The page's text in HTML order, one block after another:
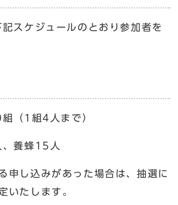
スケジュールのとおり参加者を
（1組4人まで）
養蜂15人
し込みがあった場合は、抽選に
いたします。